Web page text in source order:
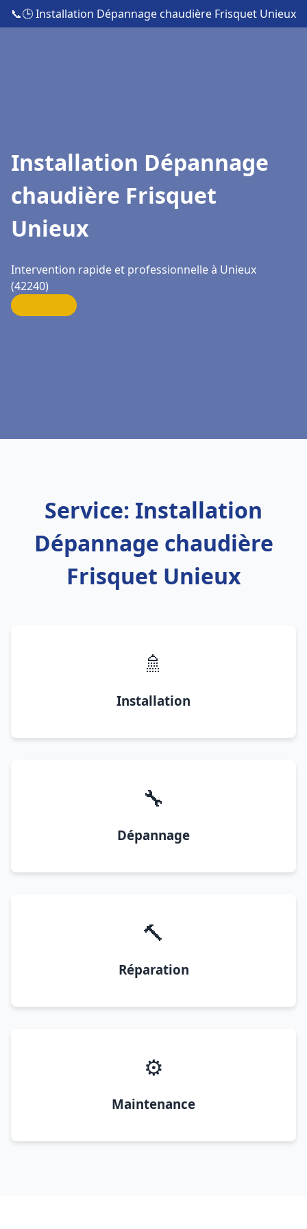
📞🕒 Installation Dépannage chaudière Frisquet Unieux
Installation Dépannage
chaudière Frisquet
Unieux
Intervention rapide et professionnelle à Unieux
(42240)
Service: Installation
Dépannage chaudière
Frisquet Unieux
🚿
Installation
🔧
Dépannage
🔨
Réparation
⚙️
Maintenance